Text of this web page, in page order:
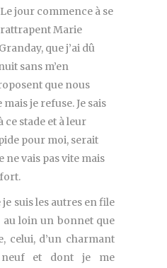
jour commence à se
Marie
que j’ai dû
sans m’en
que nous
je refuse. Je sais
ce stade et à leur
pour moi, serait
ne vais pas vite mais
suis les autres en file
au loin un bonnet que
celui, d’un charmant
et dont je me